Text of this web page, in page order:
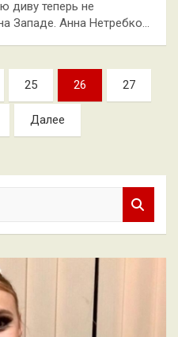
диву теперь не
Западе. Анна Нетребко…
25 26 27
Далее